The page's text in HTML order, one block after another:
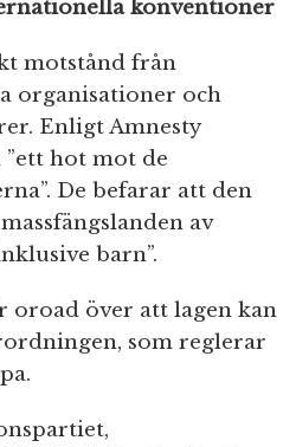
konventioner
motstånd från
organisationer och
Enligt Amnesty
hot mot de
De befarar att den
av
barn”.
oroad över att lagen kan
som reglerar